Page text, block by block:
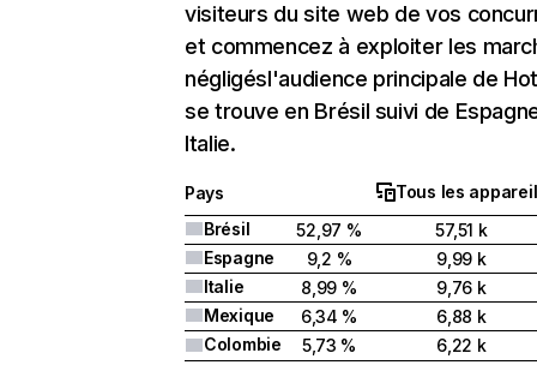
visiteurs du site web de vos
et commencez à exploiter les
négligésl'audience principale de
se trouve en Brésil suivi de
Italie.
Pays
Tous les
Brésil
52,97 %
57,51 k
Espagne
9,2 %
9,99 k
Italie
8,99 %
9,76 k
Mexique
6,34 %
6,88 k
Colombie
5,73 % 6,22 k